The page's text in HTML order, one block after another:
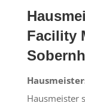
Facility
Hausmeister